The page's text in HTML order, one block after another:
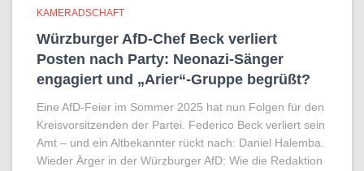
KAMERADSCHAFT
Würzburger AfD-Chef Beck verliert
Posten nach Party: Neonazi-Sänger
engagiert und „Arier“-Gruppe begrüßt?
Eine AfD-Feier im Sommer 2025 hat nun Folgen für den
Kreisvorsitzenden der Partei. Federico Beck verliert sein
Amt – und ein Altbekannter rückt nach: Daniel Halemba.
Wieder Ärger in der Würzburger AfD: Wie die Redaktion